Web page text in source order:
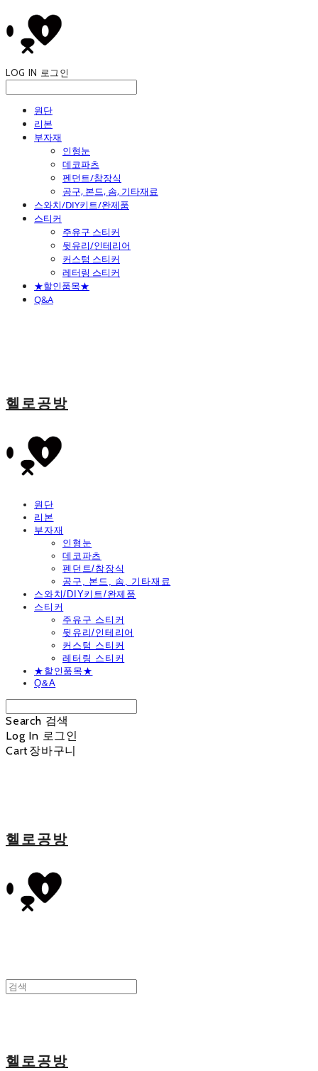
LOG IN 로그인
원단
리본
부자재
인형눈
데코파츠
펜던트/참장식
공구, 본드, 솜, 기타재료
스와치/DIY키트/완제품
스티커
주유구 스티커
뒷유리/인테리어
커스텀 스티커
레터링 스티커
★할인품목★
Q&A
헬로공방
원단
리본
부자재
인형눈
데코파츠
펜던트/참장식
공구, 본드, 솜, 기타재료
스와치/DIY키트/완제품
스티커
주유구 스티커
뒷유리/인테리어
커스텀 스티커
레터링 스티커
★할인품목★
Q&A
Search 검색
Log In 로그인
Cart장바구니
헬로공방
헬로공방